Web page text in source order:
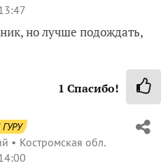
но лучше подождать,
1 Спасибо!
Костромская обл.